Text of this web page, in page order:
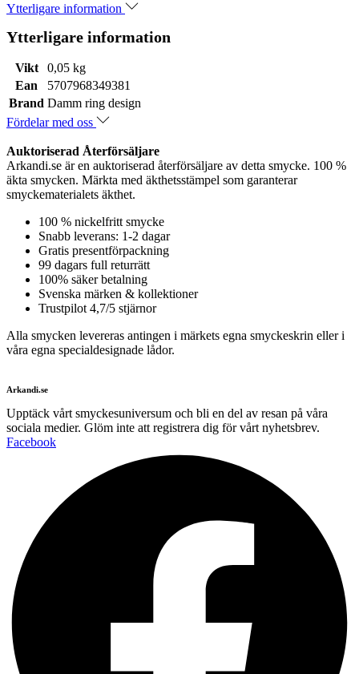
Ytterligare information
Ytterligare information
Vikt
0,05 kg
Ean
5707968349381
Brand Damm ring design
Fördelar med oss
Auktoriserad Återförsäljare
Arkandi.se är en auktoriserad återförsäljare av detta smycke. 100 %
äkta smycken. Märkta med äkthetsstämpel som garanterar
smyckematerialets äkthet.
100 % nickelfritt smycke
Snabb leverans: 1-2 dagar
Gratis presentförpackning
99 dagars full returrätt
100% säker betalning
Svenska märken & kollektioner
Trustpilot 4,7/5 stjärnor
Alla smycken levereras antingen i märkets egna smyckeskrin eller i
våra egna specialdesignade lådor.
Arkandi.se
Upptäck vårt smyckesuniversum och bli en del av resan på våra
sociala medier. Glöm inte att registrera dig för vårt nyhetsbrev.
Facebook